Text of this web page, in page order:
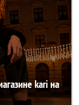
kari на